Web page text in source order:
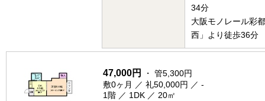
34分
大阪モノレール彩
西」より徒歩36分
47,000円
・ 管5,300円
敷0ヶ月 ／ 礼50,000円 ／ -
1階 ／ 1DK ／ 20㎡